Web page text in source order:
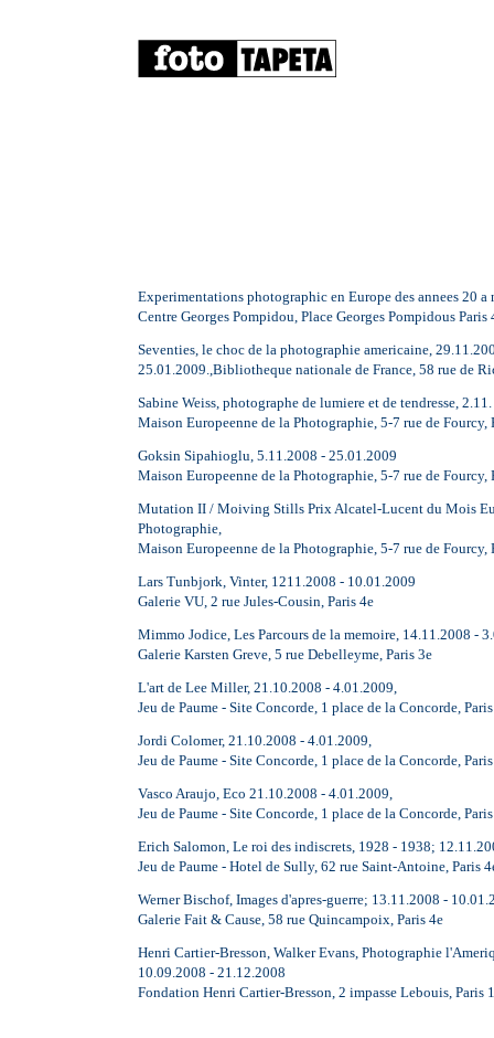
Experimentations photographic en Europe des annees 20 a
Centre Georges Pompidou, Place Georges Pompidous Paris
Seventies, le choc de la photographie americaine,
25.01.2009.,Bibliotheque nationale de France, 58 rue de
Sabine Weiss, photographe de lumiere et de tendresse,
Maison Europeenne de la Photographie, 5-7 rue de Fourcy,
Goksin Sipahioglu, 5.11.2008 - 25.01.2009
Maison Europeenne de la Photographie, 5-7 rue de Fourcy,
Mutation II / Moiving Stills Prix Alcatel-Lucent du Mois
Photographie,
Maison Europeenne de la Photographie, 5-7 rue de Fourcy,
Lars Tunbjork, Vinter, 1211.2008 - 10.01.2009
Galerie VU, 2 rue Jules-Cousin, Paris 4e
Mimmo Jodice, Les Parcours de la memoire, 14.11.2008 -
Galerie Karsten Greve, 5 rue Debelleyme, Paris 3e
L'art de Lee Miller, 21.10.2008 - 4.01.2009,
Jeu de Paume - Site Concorde, 1 place de la Concorde,
Jordi Colomer, 21.10.2008 - 4.01.2009,
Jeu de Paume - Site Concorde, 1 place de la Concorde,
Vasco Araujo, Eco 21.10.2008 - 4.01.2009,
Jeu de Paume - Site Concorde, 1 place de la Concorde,
Erich Salomon, Le roi des indiscrets, 1928 - 1938;
Jeu de Paume - Hotel de Sully, 62 rue Saint-Antoine, Paris
Werner Bischof, Images d'apres-guerre; 13.11.2008 -
Galerie Fait & Cause, 58 rue Quincampoix, Paris 4e
Henri Cartier-Bresson, Walker Evans, Photographie
10.09.2008 - 21.12.2008
Fondation Henri Cartier-Bresson, 2 impasse Lebouis, Paris